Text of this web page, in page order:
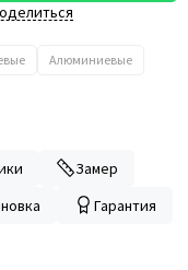
Алюминиевые
Замер
Гарантия